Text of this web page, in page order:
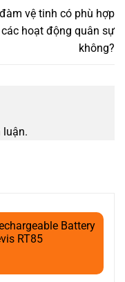
vệ tinh có phù hợp
hoạt động quân sự
không?
luận.
Battery
RT85